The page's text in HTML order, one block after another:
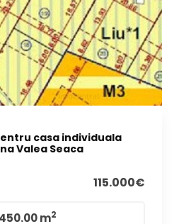
casa individuala
Valea Seaca
115.000€
m2